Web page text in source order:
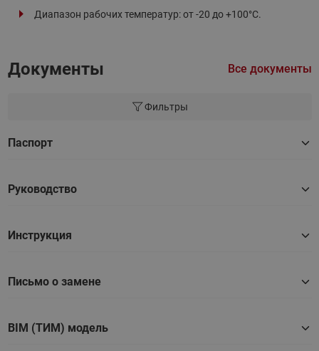
Диапазон рабочих температур: от -20 до +100°С.
Документы Все документы
Фильтры
Паспорт
Руководство
Инструкция
Письмо о замене
BIM (ТИМ) модель